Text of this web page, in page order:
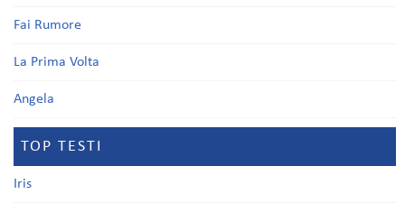
Fai Rumore
La Prima Volta
Angela
TOP TESTI
Iris